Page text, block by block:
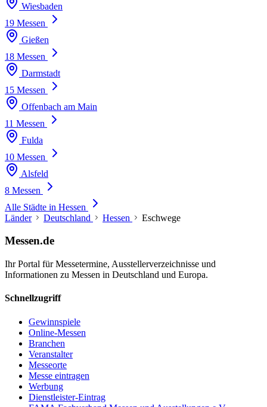
Wiesbaden
19 Messen
Gießen
18 Messen
Darmstadt
15 Messen
Offenbach am Main
11 Messen
Fulda
10 Messen
Alsfeld
8 Messen
Alle Städte in Hessen
Länder
Deutschland Hessen Eschwege
Messen.de
Ihr Portal für Messetermine, Ausstellerverzeichnisse und
Informationen zu Messen in Deutschland und Europa.
Schnellzugriff
Gewinnspiele
Online-Messen
Branchen
Veranstalter
Messeorte
Messe eintragen
Werbung
Dienstleister-Eintrag